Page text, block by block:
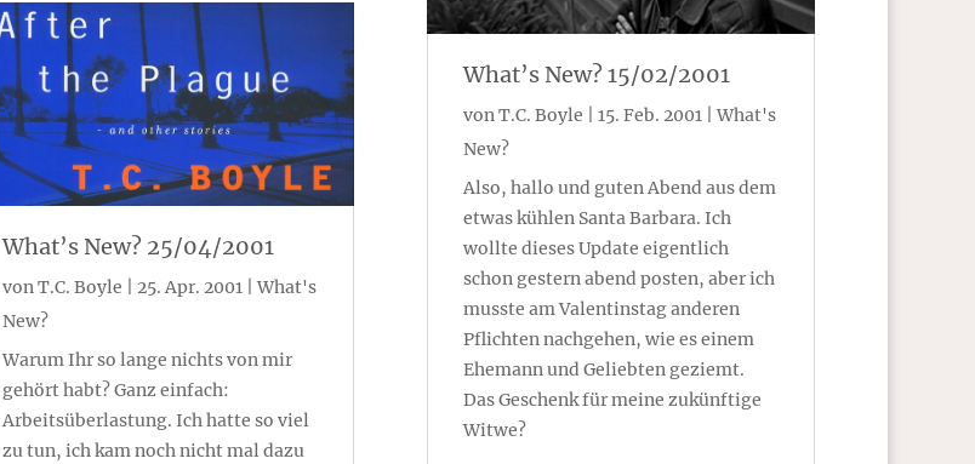
What’s New? 25/04/2001
vonT.C. Boyle 25. Apr. 2001|What's
New?
Warum Ihr so lange nichts von mir
gehört habt? Ganz einfach:
Arbeitsüberlastung. Ich hatte so viel
zu tun, ich kam noch nicht mal dazu
What’s New? 15/02/2001
vonT.C. Boyle 15. Feb. 2001|What's
New?
Also, hallo und guten Abend aus dem
etwas kühlen Santa Barbara. Ich
wollte dieses Update eigentlich
schon gestern abend posten, aber ich
musste am Valentinstag anderen
Pflichten nachgehen, wie es einem
Ehemann und Geliebten geziemt.
Das Geschenk für meine zukünftige
Witwe?